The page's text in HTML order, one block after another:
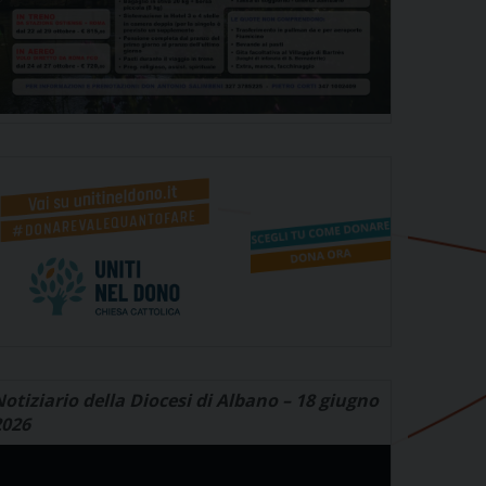
della Diocesi di Albano – 18 giugno